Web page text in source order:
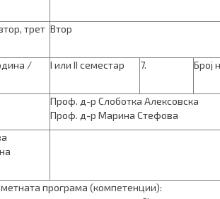
трет Втор
/
I или II семестар 7. Број
Проф. д-р Слоботка Алексовска
Проф. д-р Марина Стефова
програма (компетенции):